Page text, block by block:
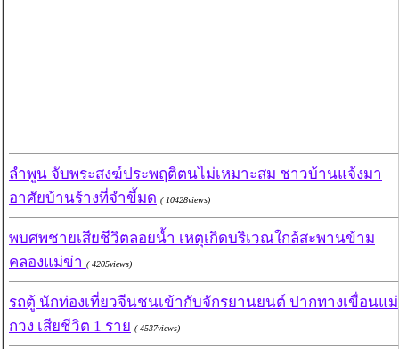
ลำพูน จับพระสงฆ์ประพฤติตนไม่เหมาะสม ชาวบ้านแจ้งมา
อาศัยบ้านร้างที่จำขี้มด ( 10428views)
พบศพชายเสียชีวิตลอยน้ำ เหตุเกิดบริเวณใกล้สะพานข้าม
คลองแม่ข่า ( 4205views)
รถตู้ นักท่องเที่ยวจีนชนเข้ากับจักรยานยนต์ ปากทางเขื่อนแม่
กวง เสียชีวิต 1 ราย ( 4537views)